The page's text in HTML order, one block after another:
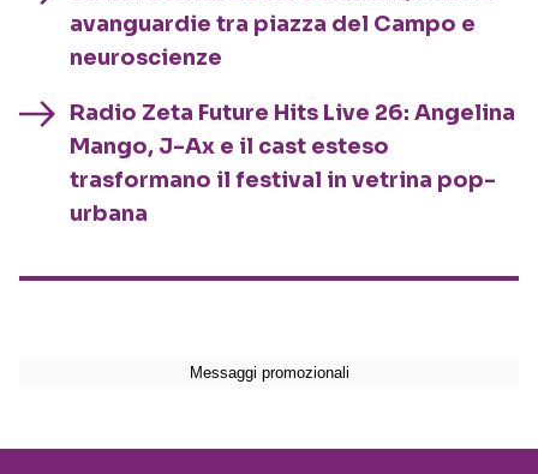
avanguardie tra piazza del Campo e
neuroscienze
Radio Zeta Future Hits Live 26: Angelina
Mango, J-Ax e il cast esteso
trasformano il festival in vetrina pop-
urbana